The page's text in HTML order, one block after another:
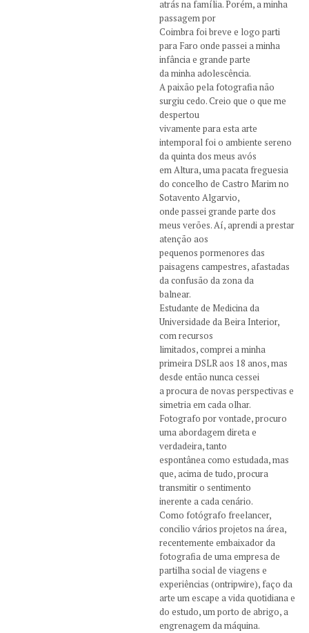
atrás na família. Porém, a minha
passagem por
Coimbra foi breve e logo parti
para Faro onde passei a minha
infância e grande parte
da minha adolescência.
A paixão pela fotografia não
surgiu cedo. Creio que o que me
despertou
vivamente para esta arte
intemporal foi o ambiente sereno
da quinta dos meus avós
em Altura, uma pacata freguesia
do concelho de Castro Marim no
Sotavento Algarvio,
onde passei grande parte dos
meus verões. Aí, aprendi a prestar
atenção aos
pequenos pormenores das
paisagens campestres, afastadas
da confusão da zona da
balnear.
Estudante de Medicina da
Universidade da Beira Interior,
com recursos
limitados, comprei a minha
primeira DSLR aos 18 anos, mas
desde então nunca cessei
a procura de novas perspectivas e
simetria em cada olhar.
Fotografo por vontade, procuro
uma abordagem direta e
verdadeira, tanto
espontânea como estudada, mas
que, acima de tudo, procura
transmitir o sentimento
inerente a cada cenário.
Como fotógrafo freelancer,
concilio vários projetos na área,
recentemente embaixador da
fotografia de uma empresa de
partilha social de viagens e
experiências (ontripwire), faço da
arte um escape a vida quotidiana e
do estudo, um porto de abrigo, a
engrenagem da máquina.